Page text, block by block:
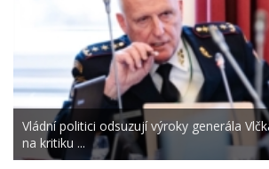
Vládní politici odsuzují výroky generála
na kritiku ...